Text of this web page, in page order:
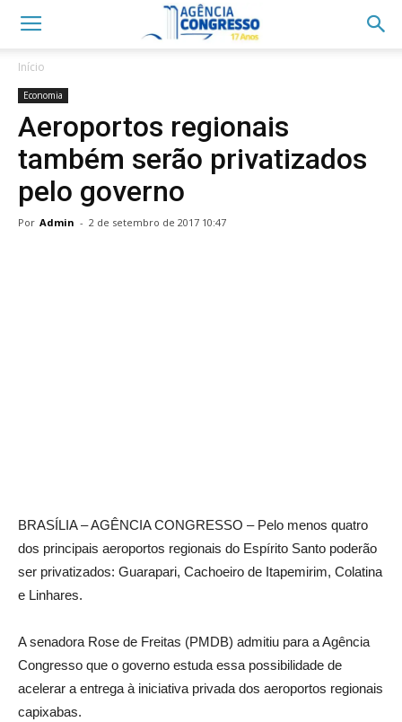
Início
Economia
Aeroportos regionais
também serão privatizados
pelo governo
Por Admin - 2 de setembro de 2017 10:47
BRASÍLIA – AGÊNCIA CONGRESSO – Pelo menos quatro
dos principais aeroportos regionais do Espírito Santo poderão
ser privatizados: Guarapari, Cachoeiro de Itapemirim, Colatina
e Linhares.
A senadora Rose de Freitas (PMDB) admitiu para a Agência
Congresso que o governo estuda essa possibilidade de
acelerar a entrega à iniciativa privada dos aeroportos regionais
capixabas.